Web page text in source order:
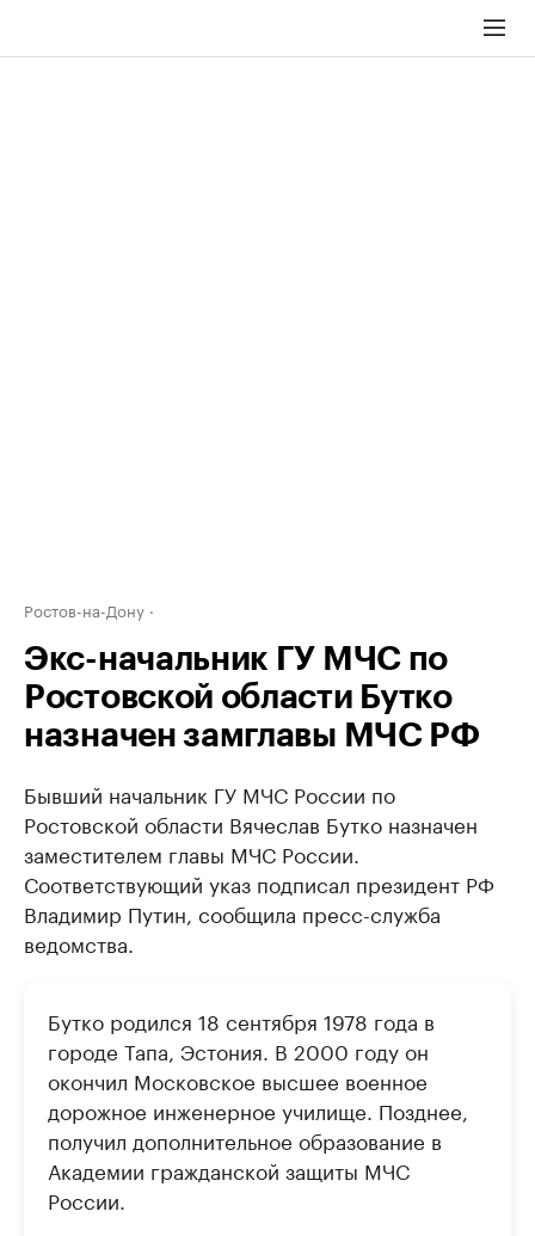
Ростов-на-Дону
Экс-начальник ГУ МЧС по
Ростовской области Бутко
назначен замглавы МЧС РФ
Бывший начальник ГУ МЧС России по
Ростовской области Вячеслав Бутко назначен
заместителем главы МЧС России.
Соответствующий указ подписал президент РФ
Владимир Путин, сообщила пресс-служба
ведомства.
Бутко родился 18 сентября 1978 года в
городе Тапа, Эстония. В 2000 году он
окончил Московское высшее военное
дорожное инженерное училище. Позднее,
получил дополнительное образование в
Академии гражданской защиты МЧС
России.